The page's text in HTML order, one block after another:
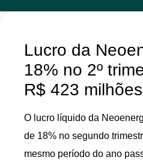
Lucro da
18% no 2º
R$ 423 milhões
O lucro líquido da
de 18% no segundo
mesmo período do ano